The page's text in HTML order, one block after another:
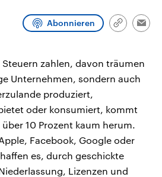
Abonnieren
Link
Steuern zahlen, davon träumen
Unternehmen, sondern auch
produziert,
oder konsumiert, kommt
10 Prozent kaum herum.
Facebook, Google oder
es, durch geschickte
Lizenzen und